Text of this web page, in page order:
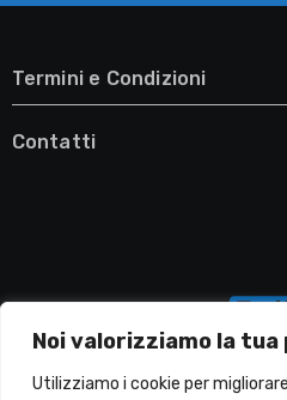
Noi valorizziamo la
Utilizziamo i cookie per
Termini e Condizioni
Contatti